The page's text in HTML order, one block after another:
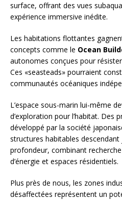
surface, offrant des vues
expérience immersive inédite.
Les habitations flottantes
concepts comme le Ocean
autonomes conçues pour
Ces «seasteads» pourraient
communautés océaniques
L’espace sous-marin lui-même
d’exploration pour l’habitat. Des
développé par la société
structures habitables descendant
profondeur, combinant
d’énergie et espaces résidentiels.
Plus près de nous, les zones
désaffectées représentent un